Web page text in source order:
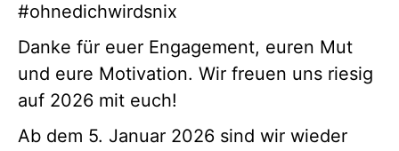
#ohnedichwirdsnix
Danke für euer Engagement, euren Mut
und eure Motivation. Wir freuen uns riesig
auf 2026 mit euch!
Ab dem 5. Januar 2026 sind wir wieder